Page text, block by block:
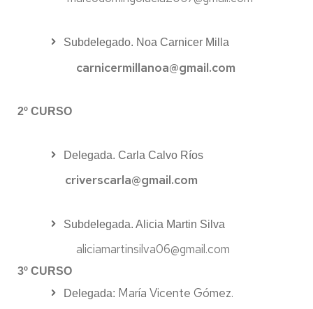
Subdelegado. Noa Carnicer Milla
carnicermillanoa@gmail.com
2º CURSO
Delegada. Carla Calvo Ríos
criverscarla@gmail.com
Subdelegada. Alicia Martin Silva
aliciamartinsilva06@gmail.com
3º CURSO
Delegada: María Vicente Gómez.